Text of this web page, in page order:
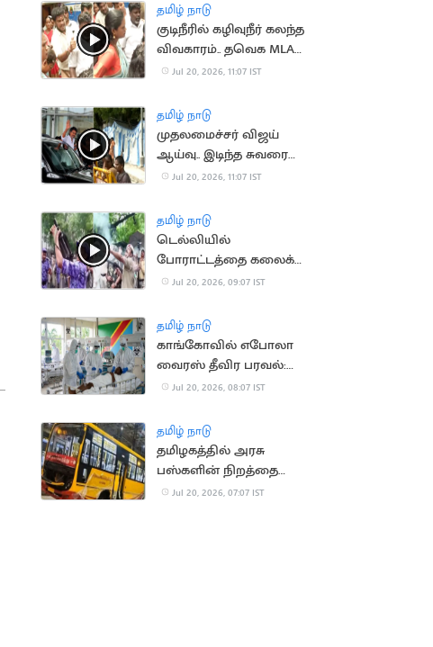
தமிழ் நாடு
குடிநீரில் கழிவுநீர் கலந்த
விவகாரம்.. தவெக MLA
முன் நடந்த மோதல்
Jul 20, 2026, 11:07 IST
தமிழ் நாடு
முதலமைச்சர் விஜய்
ஆய்வு.. இடிந்த சுவரை
துணியால் மறைத்ததால்
Jul 20, 2026, 11:07 IST
தமிழ் நாடு
டெல்லியில்
போராட்டத்தை கலைக்க
கண்ணீர் புகைகுண்டு
Jul 20, 2026, 09:07 IST
தமிழ் நாடு
காங்கோவில் எபோலா
வைரஸ் தீவிர பரவல்:
930 பேர் பலி
Jul 20, 2026, 08:07 IST
தமிழ் நாடு
தமிழகத்தில் அரசு
பஸ்களின் நிறத்தை
மாற்ற அரசு திட்டம்?
Jul 20, 2026, 07:07 IST